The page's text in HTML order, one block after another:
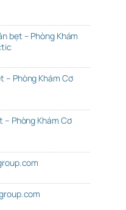
bẹt – Phòng Khám
– Phòng Khám Cơ
– Phòng Khám Cơ